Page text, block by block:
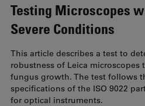
Testing Microscopes
Severe Conditions
This article describes a test to
robustness of Leica microscopes
fungus growth. The test follows
specifications of the ISO 9022
for optical instruments.